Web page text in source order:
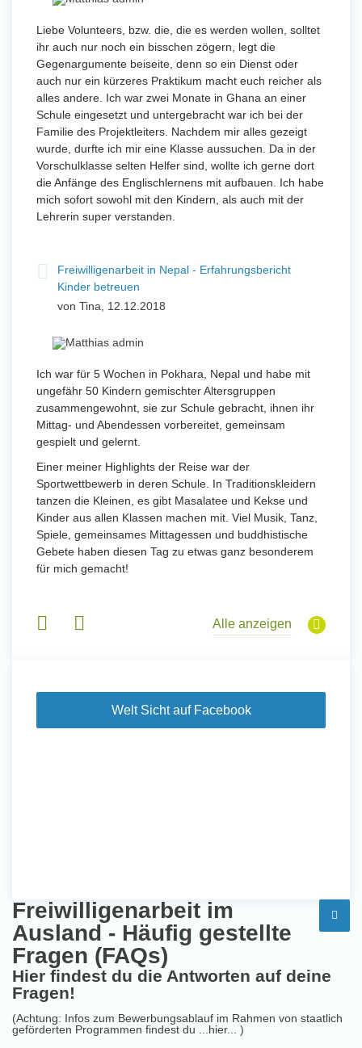
Liebe Volunteers, bzw. die, die es werden wollen, solltet
ihr auch nur noch ein bisschen zögern, legt die
Gegenargumente beiseite, denn so ein Dienst oder
auch nur ein kürzeres Praktikum macht euch reicher als
alles andere. Ich war zwei Monate in Ghana an einer
Schule eingesetzt und untergebracht war ich bei der
Familie des Projektleiters. Nachdem mir alles gezeigt
wurde, durfte ich mir eine Klasse aussuchen. Da in der
Vorschulklasse selten Helfer sind, wollte ich gerne dort
die Anfänge des Englischlernens mit aufbauen. Ich habe
mich sofort sowohl mit den Kindern, als auch mit der
Lehrerin super verstanden.
Freiwilligenarbeit in Nepal - Erfahrungsbericht
Kinder betreuen
von Tina, 12.12.2018
Ich war für 5 Wochen in Pokhara, Nepal und habe mit
ungefähr 50 Kindern gemischter Altersgruppen
zusammengewohnt, sie zur Schule gebracht, ihnen ihr
Mittag- und Abendessen vorbereitet, gemeinsam
gespielt und gelernt.
Einer meiner Highlights der Reise war der
Sportwettbewerb in deren Schule. In Traditionskleidern
tanzen die Kleinen, es gibt Masalatee und Kekse und
Kinder aus allen Klassen machen mit. Viel Musik, Tanz,
Spiele, gemeinsames Mittagessen und buddhistische
Gebete haben diesen Tag zu etwas ganz besonderem
für mich gemacht!
Alle anzeigen
Welt Sicht auf Facebook
Freiwilligenarbeit im
Ausland - Häufig gestellte
Fragen (FAQs)
Hier findest du die Antworten auf deine
Fragen!
(Achtung: Infos zum Bewerbungsablauf im Rahmen von staatlich
geförderten Programmen findest du
...hier... )